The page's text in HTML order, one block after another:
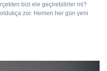
bizi ele geçirebilirler mi?
zor. Hemen her gün yeni